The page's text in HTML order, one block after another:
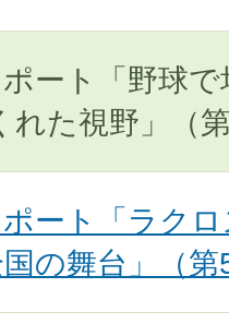
ート「野球
れた視野」（
ート「ラク
の舞台」（第